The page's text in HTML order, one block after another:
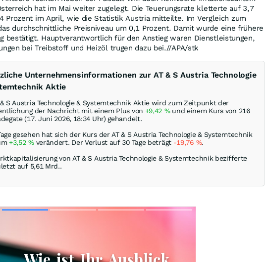
hat im Mai weiter zugelegt. Die Teuerungsrate kletterte auf 3,7
Prozent im April, wie die Statistik Austria mitteilte. Im Vergleich zum
durchschnittliche Preisniveau um 0,1 Prozent. Damit wurde eine frühere
bestätigt. Hauptverantwortlich für den Anstieg waren Dienstleistungen,
bei Treibstoff und Heizöl trugen dazu bei.//APA/stk
Unternehmensinformationen zur AT & S Austria Technologie
Aktie
& S Austria Technologie & Systemtechnik Aktie wird zum Zeitpunkt der
der Nachricht mit einem Plus von +9,42 %und einem Kurs von 216
(17. Juni 2026, 18:34 Uhr) gehandelt.
gesehen hat sich der Kurs der AT & S Austria Technologie & Systemtechnik
+3,52%verändert. Der Verlust auf 30 Tage beträgt -19,76 %.
von AT & S Austria Technologie & Systemtechnik bezifferte
auf 5,61 Mrd..